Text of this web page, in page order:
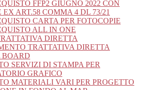
FFP2 GIUGNO 2022 CON
EX ART.58 COMMA 4 DL 73/21
CARTA PER FOTOCOPIE
ALL IN ONE
DIRETTA
TRATTATIVA DIRETTA
SERVIZI DI STAMPA PER
GRAFICO
MATERIALI VARI PER PROGETTO